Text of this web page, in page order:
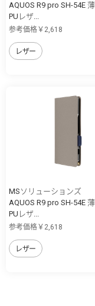
AQUOS R9 pro SH-54E
PUレザ...
参考価格￥2,618
レザー
MSソリューションズ
AQUOS R9 pro SH-54E
PUレザ...
参考価格￥2,618
レザー